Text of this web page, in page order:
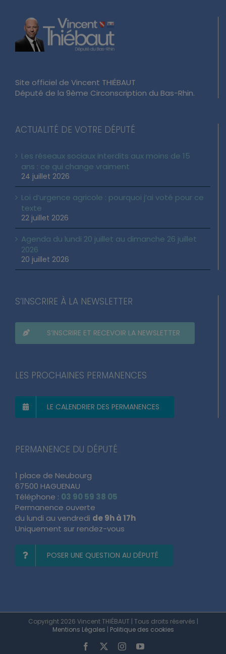
Site officiel de Vincent THIÉBAUT
Les réseaux sociaux interdits aux moins de 15
ans : ce qui change vraiment
24 juillet 2026
Loi d’urgence agricole : pourquoi j’ai voté pour ce
texte
22 juillet 2026
Agenda du lundi 20 juillet au dimanche 26 juillet
2026
20 juillet 2026
S’INSCRIRE ET RECEVOIR LA NEWSLETTER
LE CALENDRIER DES PERMANENCES
1 place de Neubourg
67500 HAGUENAU
Téléphone :03 90 59 38 05
Permanence ouverte
du lundi au vendredide 9h à 17h
POSER UNE QUESTION AU DÉPUTÉ
Copyright 2026 Vincent THIÉBAUT | Tous droits réservés |
Mentions Légales
Politique des cookies